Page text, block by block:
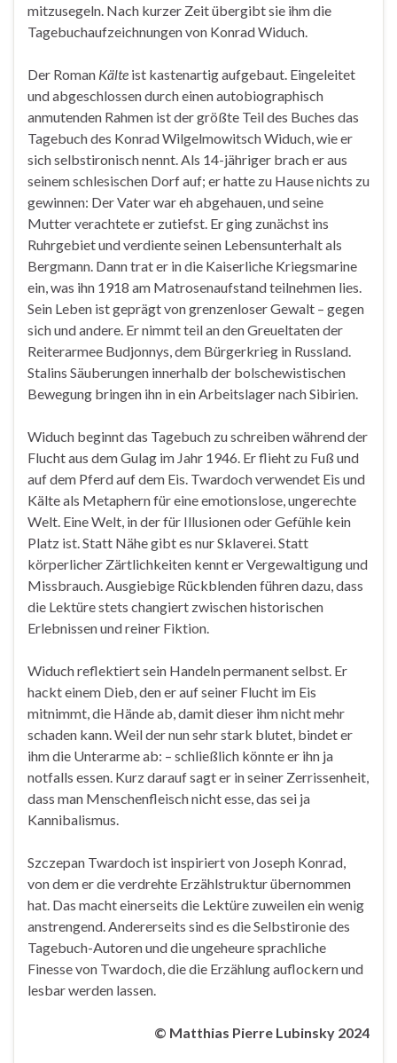
mitzusegeln. Nach kurzer Zeit übergibt sie ihm die
Tagebuchaufzeichnungen von Konrad Widuch.
Der Roman Kälte ist kastenartig aufgebaut. Eingeleitet
und abgeschlossen durch einen autobiographisch
anmutenden Rahmen ist der größte Teil des Buches das
Tagebuch des Konrad Wilgelmowitsch Widuch, wie er
sich selbstironisch nennt. Als 14-jähriger brach er aus
seinem schlesischen Dorf auf; er hatte zu Hause nichts zu
gewinnen: Der Vater war eh abgehauen, und seine
Mutter verachtete er zutiefst. Er ging zunächst ins
Ruhrgebiet und verdiente seinen Lebensunterhalt als
Bergmann. Dann trat er in die Kaiserliche Kriegsmarine
ein, was ihn 1918 am Matrosenaufstand teilnehmen lies.
Sein Leben ist geprägt von grenzenloser Gewalt – gegen
sich und andere. Er nimmt teil an den Greueltaten der
Reiterarmee Budjonnys, dem Bürgerkrieg in Russland.
Stalins Säuberungen innerhalb der bolschewistischen
Bewegung bringen ihn in ein Arbeitslager nach Sibirien.
Widuch beginnt das Tagebuch zu schreiben während der
Flucht aus dem Gulag im Jahr 1946. Er flieht zu Fuß und
auf dem Pferd auf dem Eis. Twardoch verwendet Eis und
Kälte als Metaphern für eine emotionslose, ungerechte
Welt. Eine Welt, in der für Illusionen oder Gefühle kein
Platz ist. Statt Nähe gibt es nur Sklaverei. Statt
körperlicher Zärtlichkeiten kennt er Vergewaltigung und
Missbrauch. Ausgiebige Rückblenden führen dazu, dass
die Lektüre stets changiert zwischen historischen
Erlebnissen und reiner Fiktion.
Widuch reflektiert sein Handeln permanent selbst. Er
hackt einem Dieb, den er auf seiner Flucht im Eis
mitnimmt, die Hände ab, damit dieser ihm nicht mehr
schaden kann. Weil der nun sehr stark blutet, bindet er
ihm die Unterarme ab: – schließlich könnte er ihn ja
notfalls essen. Kurz darauf sagt er in seiner Zerrissenheit,
dass man Menschenfleisch nicht esse, das sei ja
Kannibalismus.
Szczepan Twardoch ist inspiriert von Joseph Konrad,
von dem er die verdrehte Erzählstruktur übernommen
hat. Das macht einerseits die Lektüre zuweilen ein wenig
anstrengend. Andererseits sind es die Selbstironie des
Tagebuch-Autoren und die ungeheure sprachliche
Finesse von Twardoch, die die Erzählung auflockern und
lesbar werden lassen.
© Matthias Pierre Lubinsky 2024